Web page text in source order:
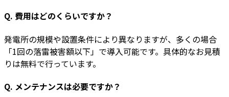
Q. 費用はどのくらいですか？
発電所の規模や設置条件により異なりますが、多くの場合
「1回の落雷被害額以下」で導入可能です。具体的なお見積
りは無料で行っています。
Q. メンテナンスは必要ですか？